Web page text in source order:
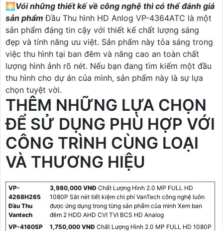
🌅Vói những thiết kế về công nghệ thì có thể đánh giá
sản phẩmĐầu Thu hình HD Anlog VP-4364ATC là một
sản phẩm đáng tin cậy với thiết kế chất lượng sáng
đẹp và tính năng ưu việt. Sản phẩm này tỏa sáng trong
việc thu hình tại ban đêm và nâng cao an toàn chất
lượng hình ảnh rõ nét. Nếu bạn đang tìm kiếm một đầu
thu hình cho dự án của mình, sản phẩm này là sự lựa
chọn tuyệt vời.
THÊM NHỮNG LỰA CHỌN
ĐỂ SỬ DỤNG PHÙ HỢP VỚI
CÔNG TRÌNH CÙNG LOẠI
VÀ THƯƠNG HIỆU
VP-
4268H265
Đầu Thu
Vantech
3,980,000 VNĐ Chất Lượng Hình 2.0 MP FULL HD
1080P Sắt nét tiết kiệm chi phí VanTech công nghệ luôn
được ứng dụng trong từng sản phẩm của mình Xem ban
đêm 2 HDD AHD CVI TVI BCS HD Analog
VP-4160SP
1,750,000 VNĐ Chất Lượng Hình 2.0 MP FULL HD 1080P